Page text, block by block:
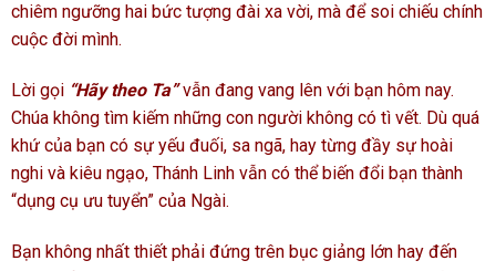
chiêm ngưỡng hai bức tượng đài xa vời, mà để soi chiếu chính
cuộc đời mình.
Lời gọi “Hãy theo Ta” vẫn đang vang lên với bạn hôm nay.
Chúa không tìm kiếm những con người không có tì vết. Dù quá
khứ của bạn có sự yếu đuối, sa ngã, hay từng đầy sự hoài
nghi và kiêu ngạo, Thánh Linh vẫn có thể biến đổi bạn thành
“dụng cụ ưu tuyển” của Ngài.
Bạn không nhất thiết phải đứng trên bục giảng lớn hay đến